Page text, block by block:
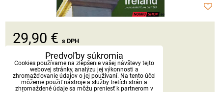
29,90 € s DPH
Dostupnosť:Skladom
ks DO KOŠÍKA
Predvoľby súkromia
Cookies používame na zlepšenie vašej návštevy tejto
webovej stránky, analýzu jej výkonnosti a
zhromažďovanie údajov o jej používaní. Na tento účel
môžeme použiť nástroje a služby tretích strán a
zhromaždené údaje sa môžu preniesť k partnerom v